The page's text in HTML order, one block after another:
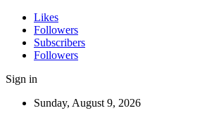
Likes
Followers
Subscribers
Followers
Sign in
Sunday, August 9, 2026